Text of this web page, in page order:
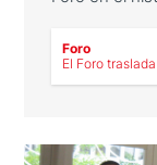
LEER MÁS
Foro
El Foro